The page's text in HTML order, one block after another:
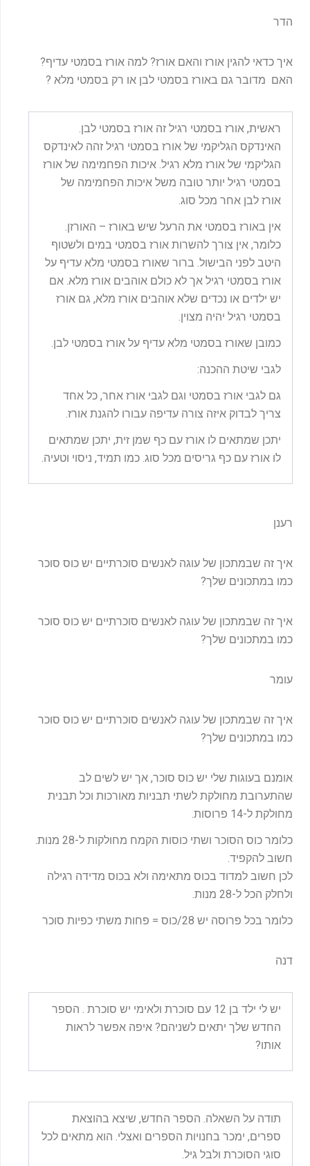
הדר
איך כדאי להגין אורז והאם אורז? למה אורז בסמטי עדיף?
האם מדובר גם באורז בסמטי לבן או רק בסמטי מלא ?
ראשית, אורז בסמטי רגיל זה אורז בסמטי לבן.
האינדקס הגליקמי של אורז בסמטי רגיל זהה לאינדקס
הגליקמי של אורז מלא רגיל. איכות הפחמימה של אורז
בסמטי רגיל יותר טובה משל איכות הפחמימה של
אורז לבן אחר מכל סוג.
אין באורז בסמטי את הרעל שיש באורז – האורזן.
כלומר, אין צורך להשרות אורז בסמטי במים ולשטוף
היטב לפני הבישול. ברור שאורז בסמטי מלא עדיף על
אורז בסמטי רגיל אך לא כולם אוהבים אורז מלא. אם
יש ילדים או נכדים שלא אוהבים אורז מלא, גם אורז
בסמטי רגיל יהיה מצוין.
כמובן שאורז בסמטי מלא עדיף על אורז בסמטי לבן.
לגבי שיטת ההכנה:
גם לגבי אורז בסמטי וגם לגבי אורז אחר, כל אחד
צריך לבדוק איזה צורה עדיפה עבורו להגנת אורז.
יתכן שמתאים לו אורז עם כף שמן זית, יתכן שמתאים
לו אורז עם כף גריסים מכל סוג. כמו תמיד, ניסוי וטעיה.
רענן
איך זה שבמתכון של עוגה לאנשים סוכרתיים יש כוס סוכר
כמו במתכונים שלך?
איך זה שבמתכון של עוגה לאנשים סוכרתיים יש כוס סוכר
כמו במתכונים שלך?
עומר
איך זה שבמתכון של עוגה לאנשים סוכרתיים יש כוס סוכר
כמו במתכונים שלך?
אומנם בעוגות שלי יש כוס סוכר, אך יש לשים לב
שהתערובת מחולקת לשתי תבניות מאורכות וכל תבנית
מחולקת ל-14 פרוסות.
כלומר כוס הסוכר ושתי כוסות הקמח מחולקות ל-28 מנות.
חשוב להקפיד.
לכן חשוב למדוד בכוס מתאימה ולא בכוס מדידה רגילה
ולחלק הכל ל-28 מנות.
כלומר בכל פרוסה יש 28/כוס = פחות משתי כפיות סוכר
דנה
יש לי ילד בן 12 עם סוכרת ולאימי יש סוכרת . הספר
החדש שלך יתאים לשניהם? איפה אפשר לראות
אותו?
תודה על השאלה. הספר החדש, שיצא בהוצאת
ספרים, ימכר בחנויות הספרים ואצלי. הוא מתאים לכל
סוגי הסוכרת ולבל גיל.